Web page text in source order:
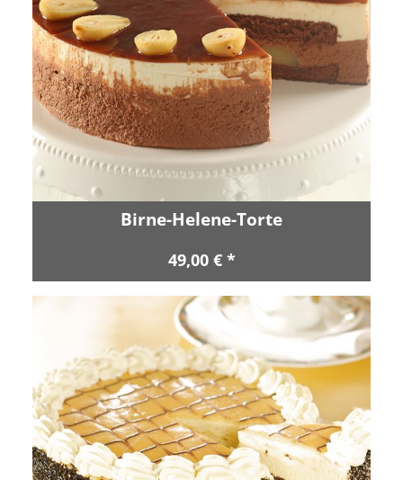
Birne-Helene-Torte
49,00 € *